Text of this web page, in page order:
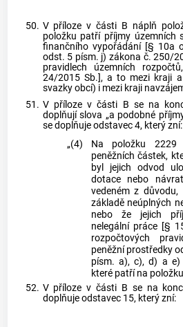
50. V příloze v části B náplň
položku patří příjmy územních
finančního vypořádání [§ 10a
odst. 5 písm. j) zákona č. 250/
pravidlech územních
24/2015 Sb.], a to mezi kraji
svazky obcí) i mezi kraji
51. V příloze v části B se na
doplňují slova „a podobné
se doplňuje odstavec 4, který zní:
„(4)
Na položku
peněžních částek,
byl jejich odvod
dotace nebo
vedeném z
základě neúplných
nebo že jejich
nelegální práce [§
rozpočtových
peněžní prostředky
písm. a), c), d) a e)
které patří na
52. V příloze v části B se na
doplňuje odstavec 15, který zní: